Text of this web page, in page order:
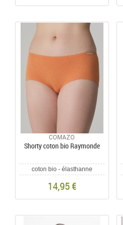
COMAZO
Shorty coton bio Raymonde
coton bio - élasthanne
14,95 €